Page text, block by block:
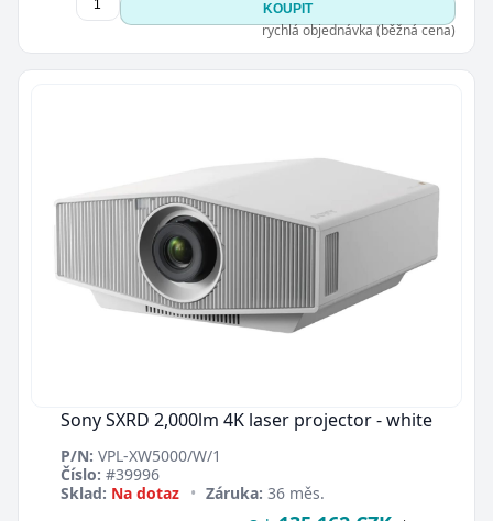
KOUPIT
rychlá objednávka (běžná cena)
Sony SXRD 2,000lm 4K laser projector - white
P/N: VPL-XW5000/W/1
Číslo: #39996
Sklad: Na dotaz • Záruka: 36 měs.